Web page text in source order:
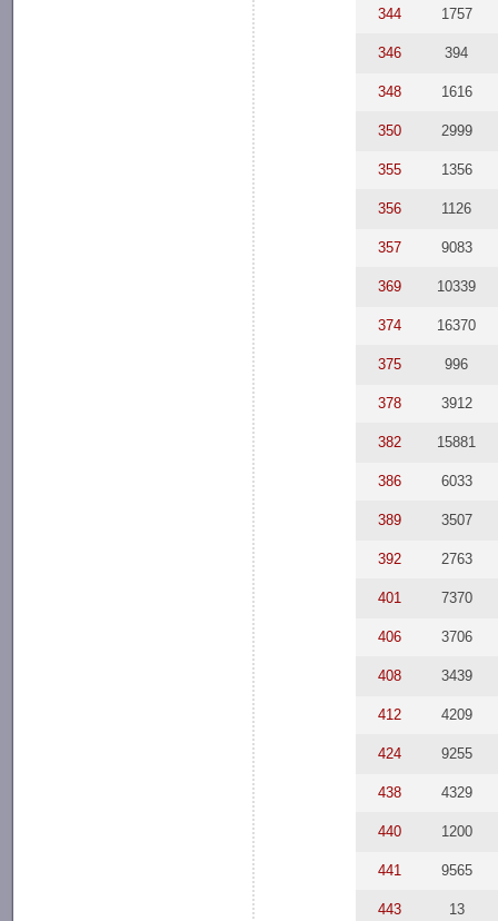
344 1757
346 394
348 1616
350 2999
355 1356
356 1126
357 9083
369 10339
374 16370
375 996
378 3912
382 15881
386 6033
389 3507
392 2763
401 7370
406 3706
408 3439
412 4209
424 9255
438 4329
440 1200
441 9565
443 13